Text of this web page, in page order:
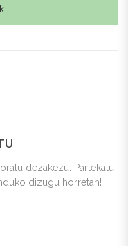
dezakezu. Partekatu
dizugu horretan!